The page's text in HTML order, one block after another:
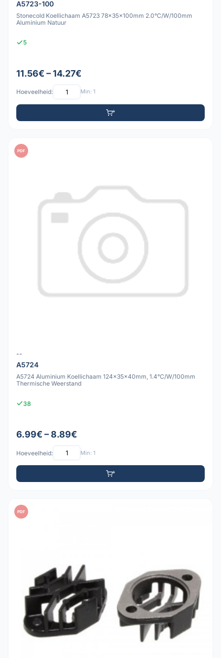
A5723-100
Stonecold Koellichaam A5723 78x35x100mm 2.0°C/W/100mm
Aluminium Natuur
5
11.56€ – 14.27€
Hoeveelheid: Min: 1
PDF
--
A5724
A5724 Aluminium Koellichaam 124x35x40mm, 1.4°C/W/100mm
Thermische Weerstand
38
6.99€ – 8.89€
Hoeveelheid: Min: 1
PDF